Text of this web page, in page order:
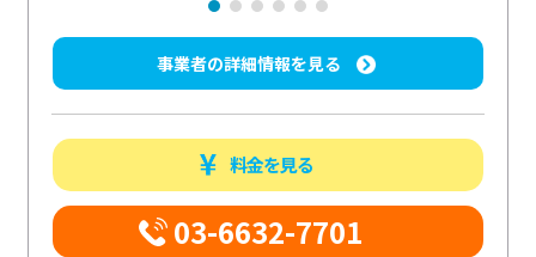
事業者の詳細情報を見る
料金を見る
03-6632-7701